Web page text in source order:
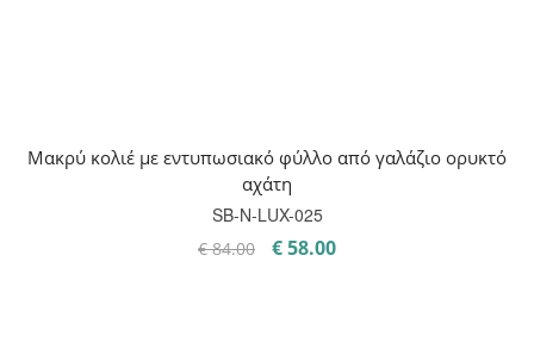
Μακρύ κολιέ με εντυπωσιακό φύλλο από γαλάζιο ορυκτό
αχάτη
SB-Ν-LUX-025
€84.00
Original
€58.00Η